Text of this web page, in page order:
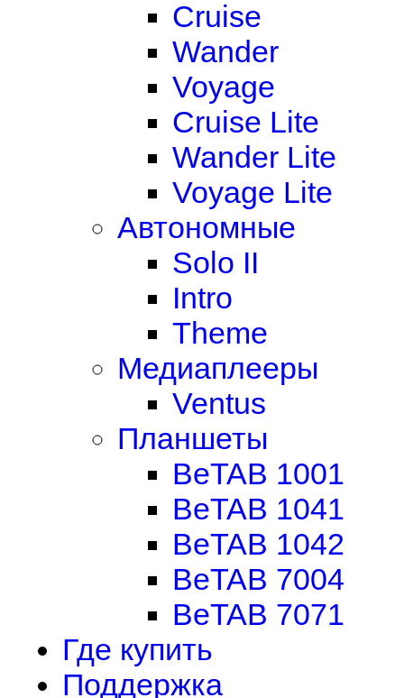
Cruise
Wander
Voyage
Cruise Lite
Wander Lite
Voyage Lite
Автономные
Solo II
Intro
Theme
Медиаплееры
Ventus
Планшеты
BeTAB 1001
BeTAB 1041
BeTAB 1042
BeTAB 7004
BeTAB 7071
Где купить
Поддержка